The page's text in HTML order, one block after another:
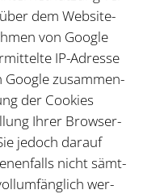
dem Web­site­
von Goog­le
IP-Adres­se
Goog­le zu­sam­men­
der Coo­kies
Ih­rer Brow­ser-
je­doch dar­auf
nicht sämt­
wer­